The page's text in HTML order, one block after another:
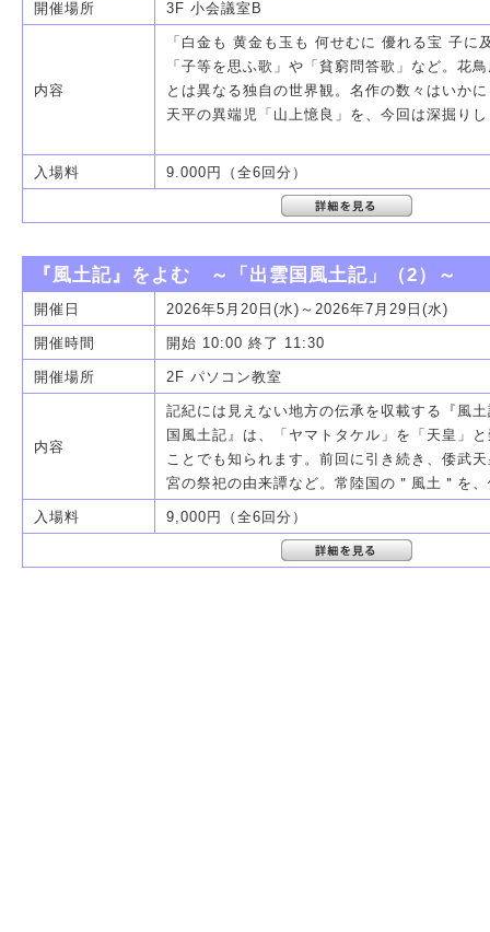
開催場所 3F 小会議室B
内容
「白金も 黄金も玉も 何せむに 優れる宝 子
「子等を思ふ歌」や「貧窮問答歌」など。花
とは異なる独自の世界観。名作の数々はいか
天平の異端児「山上憶良」を、今回は深掘り
入場料 9.000円（全6回分）
『風土記』をよむ ～「出雲国風土記」（2）～
開催日 2026年5月20日(水)～2026年7月29日(水)
開催時間 開始 10:00 終了 11:30
開催場所 2F パソコン教室
内容
記紀には見えない地方の伝承を収載する『風
国風土記』は、「ヤマトタケル」を「天皇」
ことでも知られます。前回に引き続き、倭武
宮の祭祀の由来譚など。常陸国の＂風土＂を
入場料 9,000円（全6回分）